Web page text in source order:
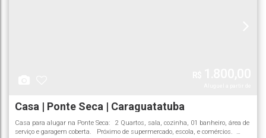
Casa | Ponte Seca | Caraguatatuba
Casa para alugar na Ponte Seca: 2 Quartos, sala, cozinha, 01 banheiro, área de
serviço e garagem coberta. Próximo de supermercado, escola, e comércios.